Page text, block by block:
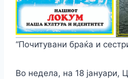
“Почитувани браќа и
Во недела, на 18 јануари,